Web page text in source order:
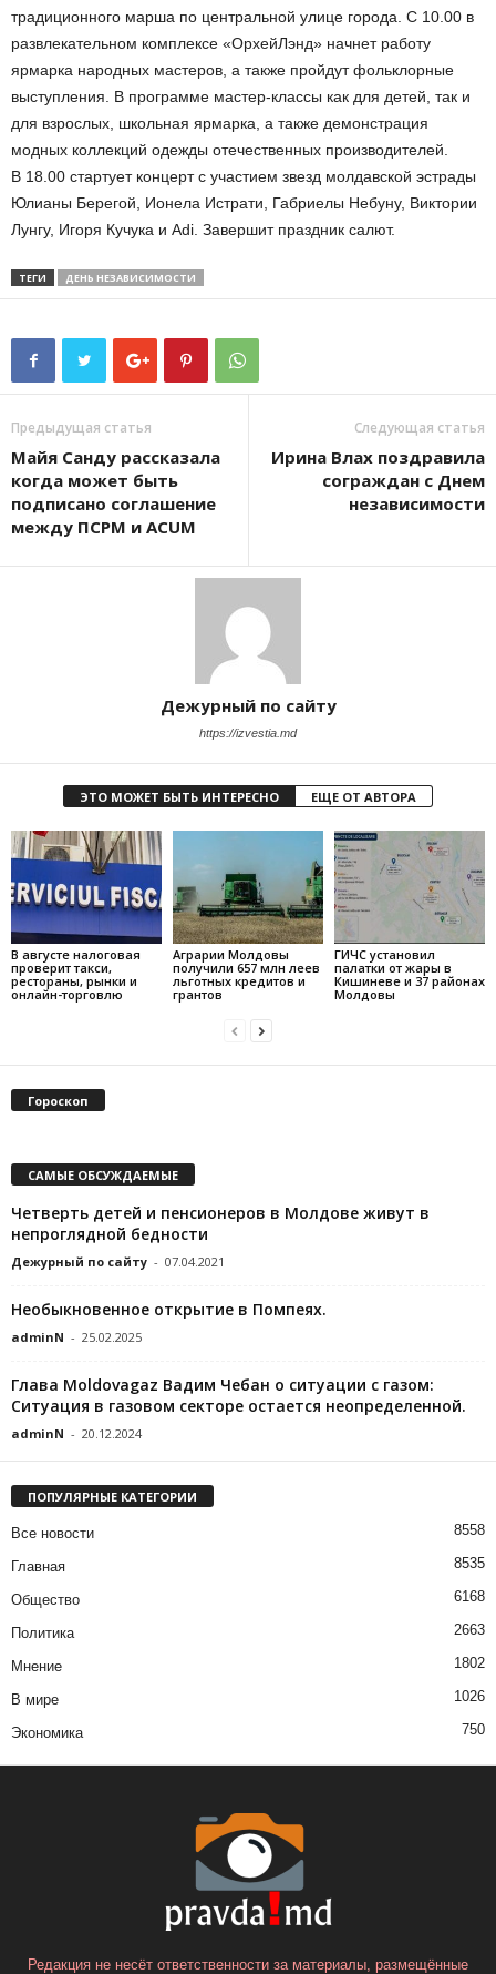
традиционного марша по центральной улице города. С 10.00 в
развлекательном комплексе «ОрхейЛэнд» начнет работу
ярмарка народных мастеров, а также пройдут фольклорные
выступления. В программе мастер-классы как для детей, так и
для взрослых, школьная ярмарка, а также демонстрация
модных коллекций одежды отечественных производителей.
В 18.00 стартует концерт с участием звезд молдавской эстрады
Юлианы Берегой, Ионела Истрати, Габриелы Небуну, Виктории
Лунгу, Игоря Кучука и Adi. Завершит праздник салют.
ТЕГИ ДЕНЬ НЕЗАВИСИМОСТИ
Предыдущая статья
Майя Санду рассказала
когда может быть
подписано соглашение
между ПСРМ и ACUM
Следующая статья
Ирина Влах поздравила
сограждан с Днем
независимости
Дежурный по сайту
https://izvestia.md
ЭТО МОЖЕТ БЫТЬ ИНТЕРЕСНО ЕЩЕ ОТ АВТОРА
В августе налоговая
проверит такси,
рестораны, рынки и
онлайн-торговлю
Аграрии Молдовы
получили 657 млн леев
льготных кредитов и
грантов
ГИЧС установил
палатки от жары в
Кишиневе и 37 районах
Молдовы
Гороскоп
САМЫЕ ОБСУЖДАЕМЫЕ
Четверть детей и пенсионеров в Молдове живут в
непроглядной бедности
Дежурный по сайту - 07.04.2021
Необыкновенное открытие в Помпеях.
adminN - 25.02.2025
Глава Moldovagaz Вадим Чебан о ситуации с газом:
Ситуация в газовом секторе остается неопределенной.
adminN - 20.12.2024
ПОПУЛЯРНЫЕ КАТЕГОРИИ
Все новости 8558
Главная 8535
Общество 6168
Политика 2663
Мнение 1802
В мире 1026
Экономика 750
Редакция не несёт ответственности за материалы, размещённые